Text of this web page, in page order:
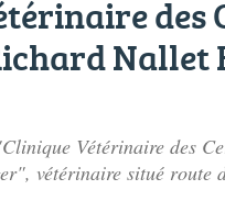
des
Nallet
Vétérinaire des
vétérinaire situé route